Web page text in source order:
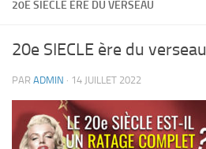
20E SIECLE ÈRE DU VERSEAU
20e SIECLE ère du verseau
PAR ADMIN · 14 JUILLET 2022